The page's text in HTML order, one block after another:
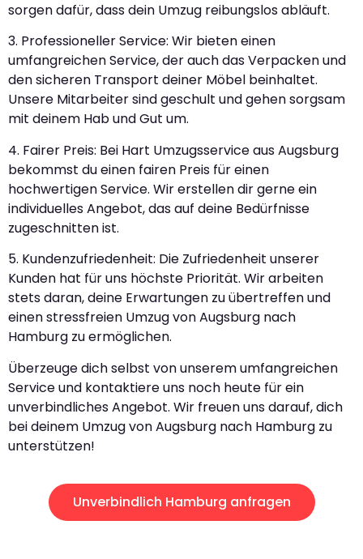
sorgen dafür, dass dein Umzug reibungslos abläuft.
3. Professioneller Service: Wir bieten einen
umfangreichen Service, der auch das Verpacken und
den sicheren Transport deiner Möbel beinhaltet.
Unsere Mitarbeiter sind geschult und gehen sorgsam
mit deinem Hab und Gut um.
4. Fairer Preis: Bei Hart Umzugsservice aus Augsburg
bekommst du einen fairen Preis für einen
hochwertigen Service. Wir erstellen dir gerne ein
individuelles Angebot, das auf deine Bedürfnisse
zugeschnitten ist.
5. Kundenzufriedenheit: Die Zufriedenheit unserer
Kunden hat für uns höchste Priorität. Wir arbeiten
stets daran, deine Erwartungen zu übertreffen und
einen stressfreien Umzug von Augsburg nach
Hamburg zu ermöglichen.
Überzeuge dich selbst von unserem umfangreichen
Service und kontaktiere uns noch heute für ein
unverbindliches Angebot. Wir freuen uns darauf, dich
bei deinem Umzug von Augsburg nach Hamburg zu
unterstützen!
Unverbindlich Hamburg anfragen